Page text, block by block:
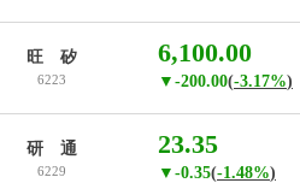
旺 矽
6223
6,100.00
▼-200.00(-3.17%)
研 通
6229
23.35
▼-0.35(-1.48%)